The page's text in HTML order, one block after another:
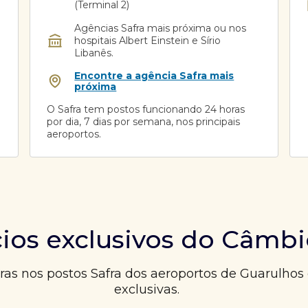
(Terminal 2)
Agências Safra mais próxima ou nos
hospitais Albert Einstein e Sírio
Libanês.
Encontre a agência Safra mais
próxima
O Safra tem postos funcionando 24 horas
por dia, 7 dias por semana, nos principais
aeroportos.
exclusivos do
nos postos Safra dos aeroportos de
exclusivas.